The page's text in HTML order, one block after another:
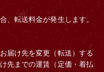
、 転送料金が発生します。
届け先を変更（転送）する
先までの運賃（定価・着払